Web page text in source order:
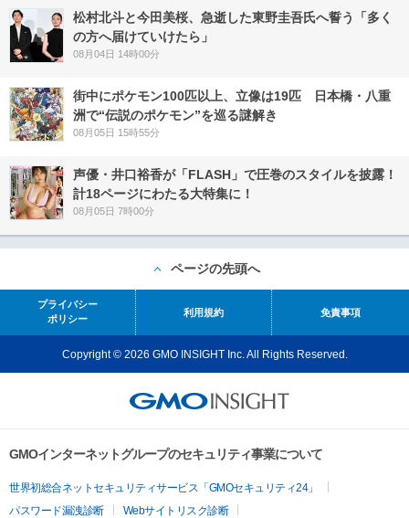
松村北斗と今田美桜、急逝した東野圭吾氏へ誓う「多く
の方へ届けていけたら」
08月04日 14時00分
街中にポケモン100匹以上、立像は19匹 日本橋・八重
洲で“伝説のポケモン”を巡る謎解き
08月05日 15時55分
声優・井口裕香が「FLASH」で圧巻のスタイルを披露！
計18ページにわたる大特集に！
08月05日 7時00分
ページの先頭へ
プライバシー
ポリシー
利用規約 免責事項
Copyright © 2026 GMO INSIGHT Inc. All Rights Reserved.
GMOインターネットグループのセキュリティ事業について
世界初総合ネットセキュリティサービス「GMOセキュリティ24」
パスワード漏洩診断
Webサイトリスク診断